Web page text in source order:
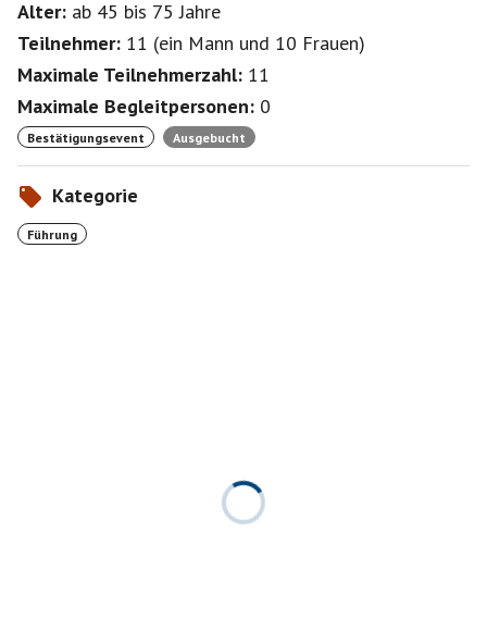
Alter: ab 45 bis 75Jahre
Teilnehmer: 11 (ein Mann und 10 Frauen)
Maximale Teilnehmerzahl: 11
Maximale Begleitpersonen: 0
Bestätigungsevent Ausgebucht
Kategorie
Führung